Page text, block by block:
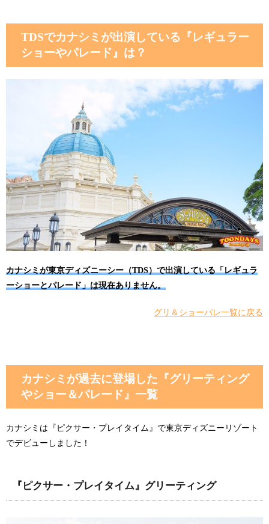
TDSでカナシミが出演している『レギュラー
ショーやパレード』は？
カナシミが東京ディズニーシー（TDS）で出演している「レギュラ
ーショーとパレード」は現在ありません。
グリ＆ショーパレ一覧に戻る
カナシミが過去に登場した『グリーティング
やショー＆パレード』一覧
カナシミは『ピクサー・プレイタイム』で東京ディズニーリゾート
でデビューしました！
『ピクサー・プレイタイム』グリーティング